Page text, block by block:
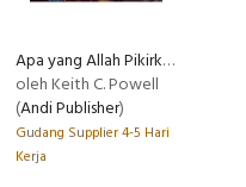
Apa yang Allah Pikirkan : Kuasa Pikiran Allah yang Dapat Mentransformasi Kehidupan
oleh Keith C. Powell
(Andi Publisher)
Gudang Supplier 4-5 Hari
Kerja